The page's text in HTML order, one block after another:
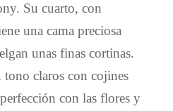
Su cuarto, con
una cama preciosa
unas finas cortinas.
tono claros con cojines
con las flores y